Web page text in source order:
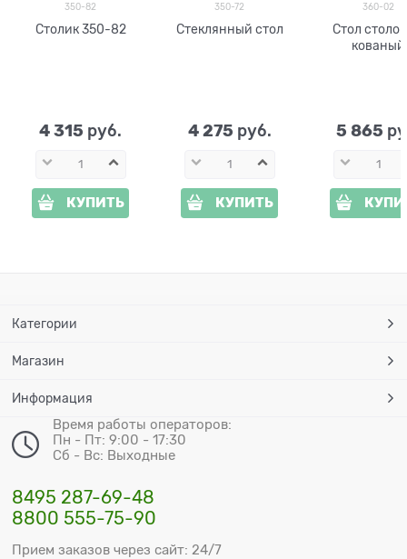
350-82
Столик 350-82
4 315 руб.
КУПИТЬ
350-72
Стеклянный стол
4 275 руб.
КУПИТЬ
360-02
Стол
кованый
5 865
Категории
Магазин
Информация
Время работы операторов:
Пн - Пт: 9:00 - 17:30
Сб - Вс: Выходные
8495 287-69-48
8800 555-75-90
Прием заказов через сайт: 24/7